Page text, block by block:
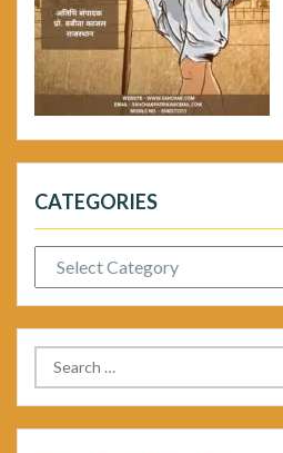
CATEGORIES
Categories
Search
for: